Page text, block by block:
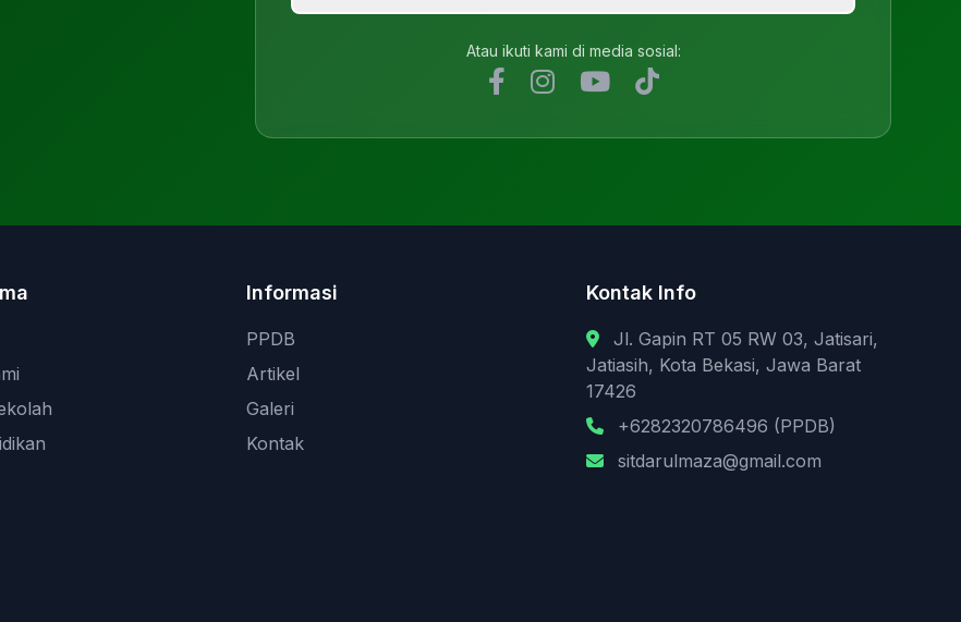
Atau ikuti kami di media sosial:
Informasi
PPDB
Artikel
Galeri
Kontak
Kontak Info
Jl. Gapin RT 05 RW 03, Jatisari,
Jatiasih, Kota Bekasi, Jawa Barat
17426
+6282320786496 (PPDB)
sitdarulmaza@gmail.com